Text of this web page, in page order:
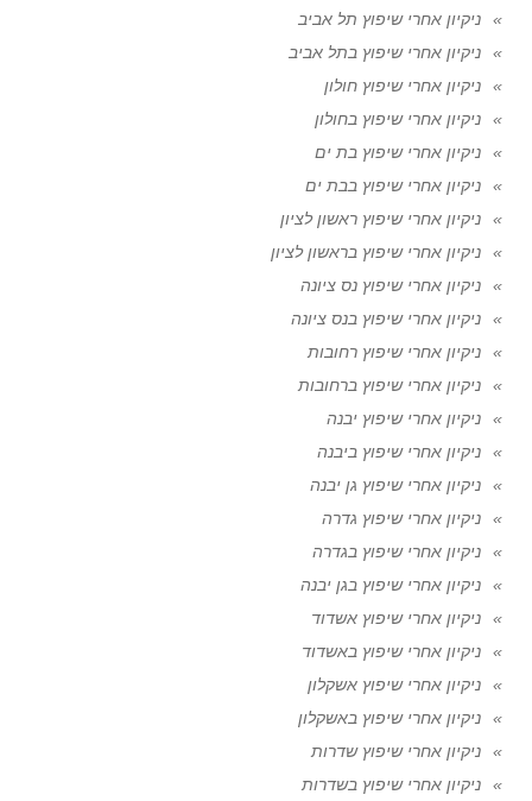
ניקיון אחרי שיפוץ תל אביב
ניקיון אחרי שיפוץ בתל אביב
ניקיון אחרי שיפוץ חולון
ניקיון אחרי שיפוץ בחולון
ניקיון אחרי שיפוץ בת ים
ניקיון אחרי שיפוץ בבת ים
ניקיון אחרי שיפוץ ראשון לציון
ניקיון אחרי שיפוץ בראשון לציון
ניקיון אחרי שיפוץ נס ציונה
ניקיון אחרי שיפוץ בנס ציונה
ניקיון אחרי שיפוץ רחובות
ניקיון אחרי שיפוץ ברחובות
ניקיון אחרי שיפוץ יבנה
ניקיון אחרי שיפוץ ביבנה
ניקיון אחרי שיפוץ גן יבנה
ניקיון אחרי שיפוץ גדרה
ניקיון אחרי שיפוץ בגדרה
ניקיון אחרי שיפוץ בגן יבנה
ניקיון אחרי שיפוץ אשדוד
ניקיון אחרי שיפוץ באשדוד
ניקיון אחרי שיפוץ אשקלון
ניקיון אחרי שיפוץ באשקלון
ניקיון אחרי שיפוץ שדרות
ניקיון אחרי שיפוץ בשדרות